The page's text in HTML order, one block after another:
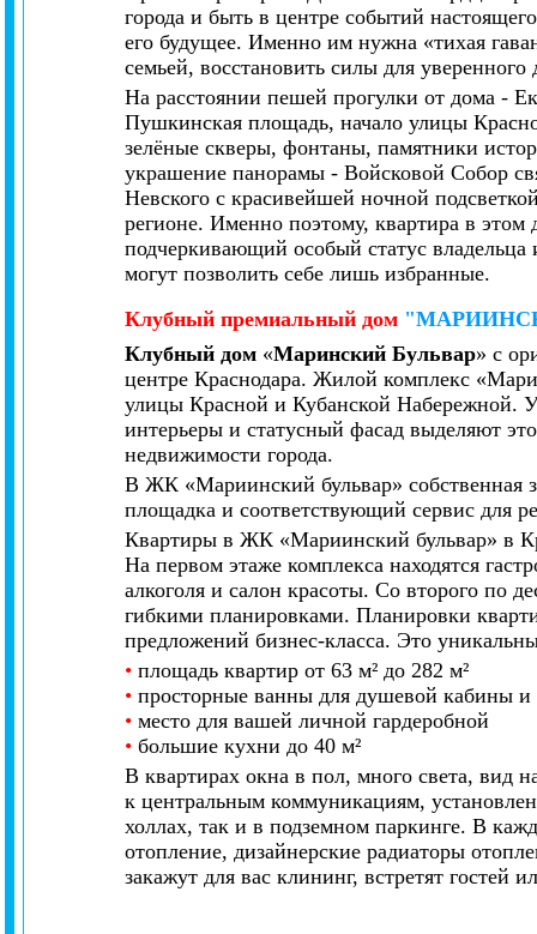
города и быть в центре событий
его будущее. Именно им нужна «тихая
семьей, восстановить силы для
На расстоянии пешей прогулки от дома -
Пушкинская площадь, начало улицы
зелёные скверы, фонтаны, памятники
украшение панорамы - Войсковой Собор
Невского с красивейшей ночной
регионе. Именно поэтому, квартира в
подчеркивающий особый статус
могут позволить себе лишь избранные.
Клубный премиальный дом
Клубный дом «Маринский Бульвар» с
центре Краснодара. Жилой комплекс
улицы Красной и Кубанской Набережной.
интерьеры и статусный фасад выделяют
недвижимости города.
В ЖК «Мариинский бульвар» собственная
площадка и соответствующий сервис для
Квартиры в ЖК «Мариинский бульвар» в
На первом этаже комплекса находятся
алкоголя и салон красоты. Со второго по
гибкими планировками. Планировки
предложений бизнес-класса. Это
• площадь квартир от 63 м² до 282 м²
• просторные ванны для душевой кабины и
• место для вашей личной гардеробной
• большие кухни до 40 м²
В квартирах окна в пол, много света, вид
к центральным коммуникациям,
холлах, так и в подземном паркинге. В
отопление, дизайнерские радиаторы
закажут для вас клининг, встретят гостей